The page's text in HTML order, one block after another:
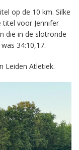
op de 10 km. Silke
titel voor Jennifer
die in de slotronde
34:10,17.
Leiden Atletiek.